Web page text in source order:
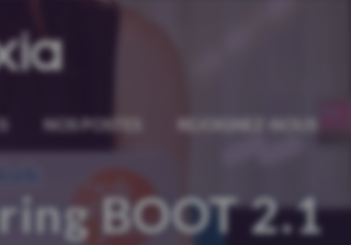
NOS POSTES
BOOT 2.1